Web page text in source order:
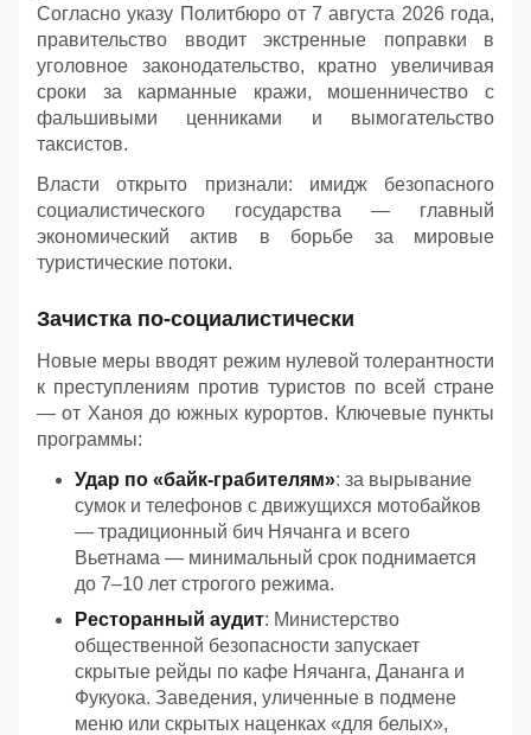
Согласно указу Политбюро от 7 августа 2026 года,
правительство вводит экстренные поправки в
уголовное законодательство, кратно увеличивая
сроки за карманные кражи, мошенничество с
фальшивыми ценниками и вымогательство
таксистов.
Власти открыто признали: имидж безопасного
социалистического государства — главный
экономический актив в борьбе за мировые
туристические потоки.
Зачистка по-социалистически
Новые меры вводят режим нулевой толерантности
к преступлениям против туристов по всей стране
— от Ханоя до южных курортов. Ключевые пункты
программы:
Удар по «байк-грабителям»: за вырывание
сумок и телефонов с движущихся мотобайков
— традиционный бич Нячанга и всего
Вьетнама — минимальный срок поднимается
до 7–10 лет строгого режима.
Ресторанный аудит: Министерство
общественной безопасности запускает
скрытые рейды по кафе Нячанга, Дананга и
Фукуока. Заведения, уличенные в подмене
меню или скрытых наценках «для белых»,